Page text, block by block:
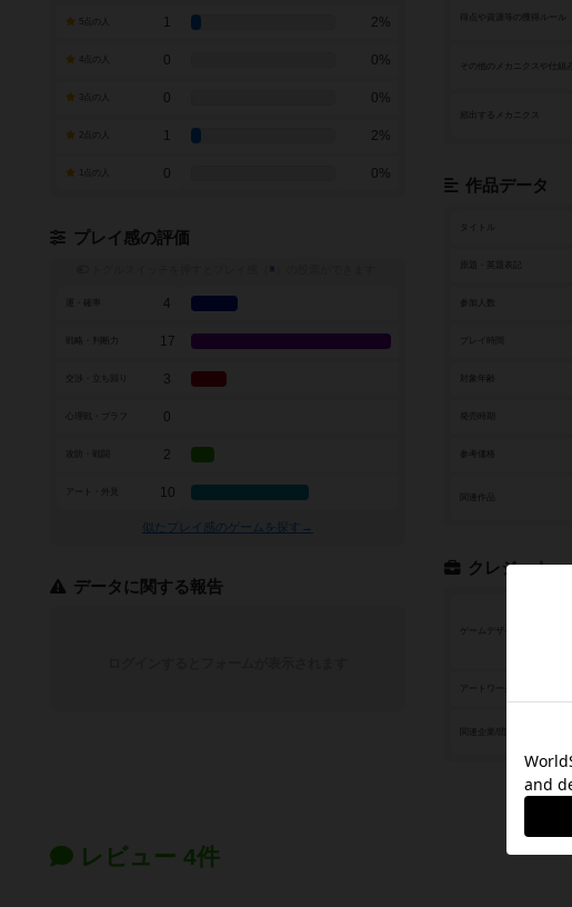
その他のメカニクスや仕組み
頻出するメカニクス
作品データ
タイトル
参加人数
参考価格
関連作品
クレジット
ゲームデザイン
1 2%
0 0%
0 0%
1 2%
0 0%
プレイ感の評価
※
4
戦略・判断力 17
3
0
2
アート・外見 10
似たプレイ感のゲームを探す→
データに関する報告
レビュー 4件